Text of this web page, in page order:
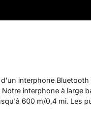
interphone
Notre interphone à large
600 m/0,4 mi. Les
perfectionné et les 3
n'importe quel trajet.